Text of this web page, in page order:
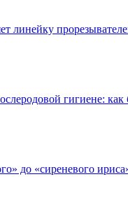
линейку
гигиене:
до «сиреневого